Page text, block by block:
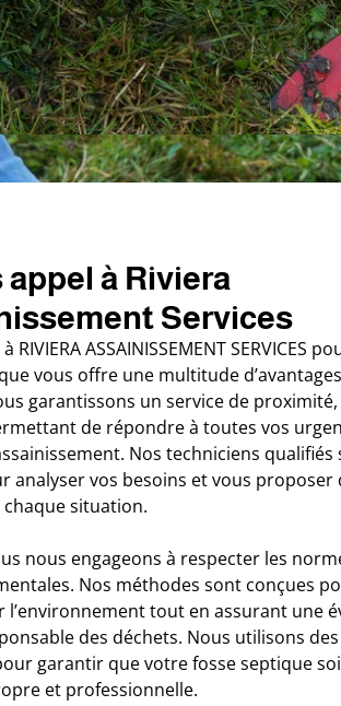
appel à Riviera
Services
RIVIERA ASSAINISSEMENT SERVICES
vous offre une multitude
garantissons un service de
de répondre à toutes vos
Nos techniciens
analyser vos besoins et vous proposer
chaque situation.
nous engageons à respecter les
Nos méthodes sont conçues
l’environnement tout en assurant une
des déchets. Nous utilisons
garantir que votre fosse septique
et professionnelle.